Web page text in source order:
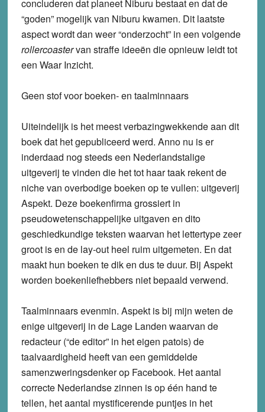
concluderen dat planeet Niburu bestaat en dat de
“goden” mogelijk van Niburu kwamen. Dit laatste
aspect wordt dan weer “onderzocht” in een volgende
rollercoastervan straffe ideeën die opnieuw leidt tot
een Waar Inzicht.
Geen stof voor boeken- en taalminnaars
Uiteindelijk is het meest verbazingwekkende aan dit
boek dat het gepubliceerd werd. Anno nu is er
inderdaad nog steeds een Nederlandstalige
uitgeverij te vinden die het tot haar taak rekent de
niche van overbodige boeken op te vullen: uitgeverij
Aspekt. Deze boekenfirma grossiert in
pseudowetenschappelijke uitgaven en dito
geschiedkundige teksten waarvan het lettertype zeer
groot is en de lay-out heel ruim uitgemeten. En dat
maakt hun boeken te dik en dus te duur. Bij Aspekt
worden boekenliefhebbers niet bepaald verwend.
Taalminnaars evenmin. Aspekt is bij mijn weten de
enige uitgeverij in de Lage Landen waarvan de
redacteur (“de editor” in het eigen patois) de
taalvaardigheid heeft van een gemiddelde
samenzweringsdenker op Facebook. Het aantal
correcte Nederlandse zinnen is op één hand te
tellen, het aantal mystificerende puntjes in het